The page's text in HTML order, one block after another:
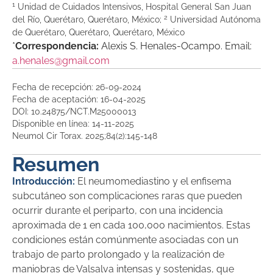
1 Unidad de Cuidados Intensivos, Hospital General San Juan
del Río, Querétaro, Querétaro, México; 2 Universidad Autónoma
de Querétaro, Querétaro, Querétaro, México
*Correspondencia: Alexis S. Henales-Ocampo. Email:
a.henales@gmail.com
Fecha de recepción: 26-09-2024
Fecha de aceptación: 16-04-2025
DOI: 10.24875/NCT.M25000013
Disponible en línea: 14-11-2025
Neumol Cir Torax. 2025;84(2):145-148
Resumen
Introducción: El neumomediastino y el enfisema
subcutáneo son complicaciones raras que pueden
ocurrir durante el periparto, con una incidencia
aproximada de 1 en cada 100,000 nacimientos. Estas
condiciones están comúnmente asociadas con un
trabajo de parto prolongado y la realización de
maniobras de Valsalva intensas y sostenidas, que